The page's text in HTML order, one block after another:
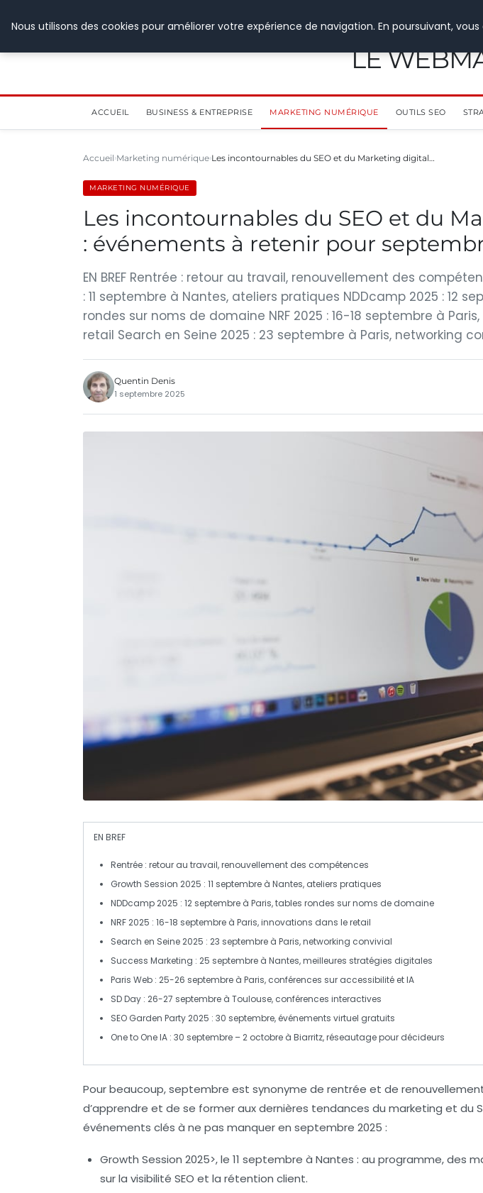
LE
ACCUEIL BUSINESS & ENTREPRISE MARKETING NUMÉRIQUE OUTILS SEO
Accueil Marketing numérique Les incontournables du SEO et du Marketing digital…
MARKETING NUMÉRIQUE
Les incontournables du SEO et du
: événements à retenir pour
EN BREF Rentrée : retour au travail, renouvellement des
: 11 septembre à Nantes, ateliers pratiques NDDcamp 2025 : 12
rondes sur noms de domaine NRF 2025 : 16-18 septembre à
retail Search en Seine 2025 : 23 septembre à Paris, networking
Quentin Denis
1 septembre 2025
EN BREF
Rentrée : retour au travail, renouvellement des compétences
Growth Session 2025 : 11 septembre à Nantes, ateliers pratiques
NDDcamp 2025 : 12 septembre à Paris, tables rondes surnoms de domaine
NRF 2025 : 16-18 septembre à Paris, innovations dans leretail
Search en Seine 2025 : 23 septembre à Paris, networking convivial
Success Marketing : 25 septembre à Nantes, meilleures stratégies digitales
Paris Web : 25-26 septembre à Paris, conférences sur accessibilité etIA
SD Day : 26-27 septembre à Toulouse, conférences interactives
SEO Garden Party 2025 : 30 septembre, événements virtuel gratuits
One to One IA : 30 septembre – 2 octobre à Biarritz, réseautage pour décideurs
Pour beaucoup, septembre est synonyme de rentrée et de
d’apprendre et de se former aux dernières tendances du marketing et du
événements clés à ne pas manquer en septembre 2025 :
Growth Session 2025>, le 11 septembre à Nantes : au programme, des
sur la visibilité SEO et la rétention client.
Nous utilisons des cookies pour améliorer votre expérience de navigation. En poursuivant,